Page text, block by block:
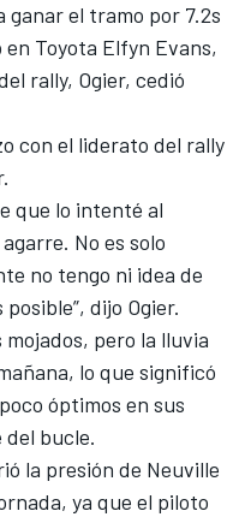
el tramo por 7.2s
Toyota Elfyn Evans,
rally, Ogier, cedió
con el liderato del rally
que lo intenté al
No es solo
no tengo ni idea de
dijo Ogier.
pero la lluvia
lo que significó
óptimos en sus
bucle.
la presión de Neuville
ya que el piloto